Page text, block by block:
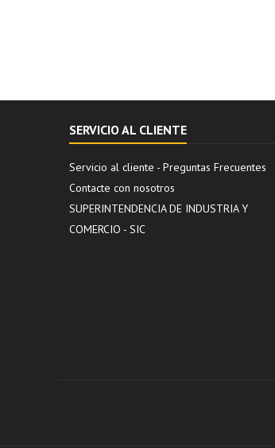
SERVICIO AL CLIENTE
Servicio al cliente - Preguntas Frecuentes
Contacte con nosotros
SUPERINTENDENCIA DE INDUSTRIA Y
COMERCIO - SIC